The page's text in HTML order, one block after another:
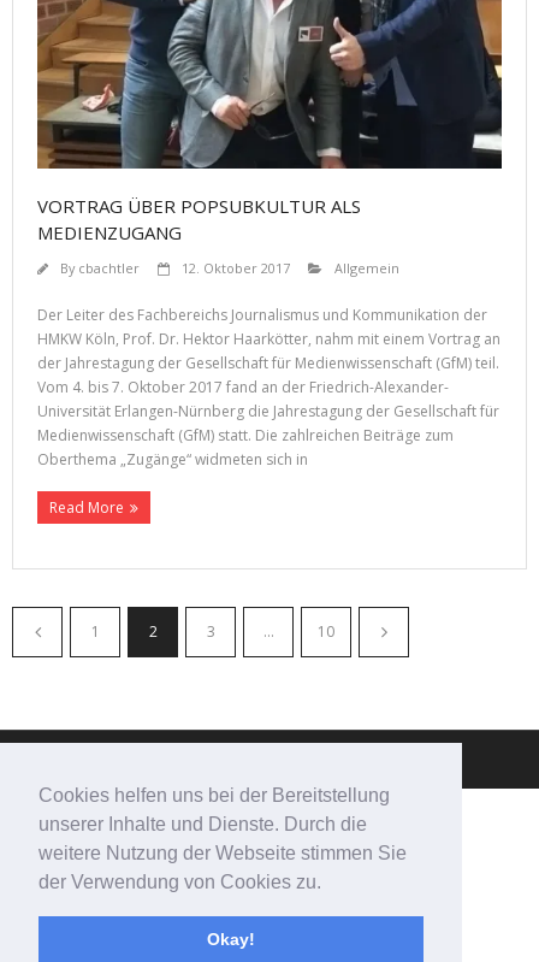
Cookies helfen uns bei der Bereitstellung
unserer Inhalte und Dienste. Durch die
weitere Nutzung der Webseite stimmen Sie
der Verwendung von Cookies zu.
Okay!
VORTRAG ÜBER POPSUBKULTUR ALS
MEDIENZUGANG
By cbachtler 12. Oktober 2017 Allgemein
Der Leiter des Fachbereichs Journalismus und Kommunikation der
HMKW Köln, Prof. Dr. Hektor Haarkötter, nahm mit einem Vortrag an
der Jahrestagung der Gesellschaft für Medienwissenschaft (GfM) teil.
Vom 4. bis 7. Oktober 2017 fand an der Friedrich-Alexander-
Universität Erlangen-Nürnberg die Jahrestagung der Gesellschaft für
Medienwissenschaft (GfM) statt. Die zahlreichen Beiträge zum
Oberthema „Zugänge“ widmeten sich in
Read More
1 2 3 … 10